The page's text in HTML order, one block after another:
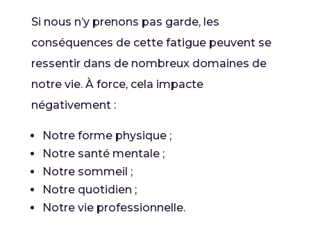
Si nous n’y prenons pas garde, les
conséquences de cette fatigue peuvent se
ressentir dans de nombreux domaines de
notre vie. À force, cela impacte
négativement :
Notre forme physique ;
Notre santé mentale ;
Notre sommeil ;
Notre quotidien ;
Notre vie professionnelle.